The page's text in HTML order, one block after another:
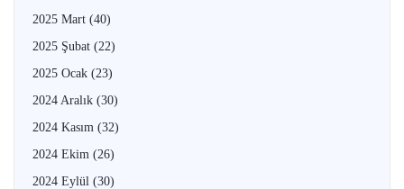
2025 Mart (40)
2025 Şubat (22)
2025 Ocak (23)
2024 Aralık (30)
2024 Kasım (32)
2024 Ekim (26)
2024 Eylül (30)